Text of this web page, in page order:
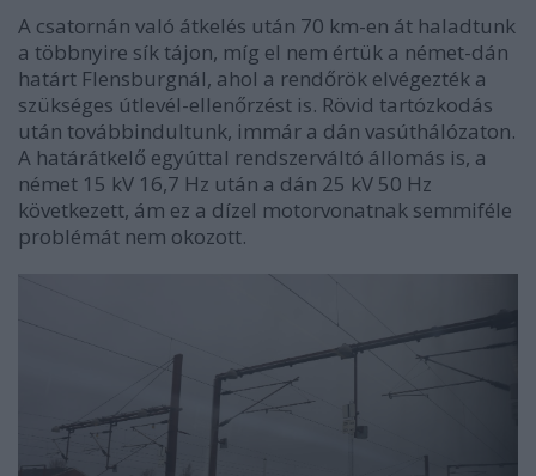
A csatornán való átkelés után 70 km-en át haladtunk
a többnyire sík tájon, míg el nem értük a német-dán
határt Flensburgnál, ahol a rendőrök elvégezték a
szükséges útlevél-ellenőrzést is. Rövid tartózkodás
után továbbindultunk, immár a dán vasúthálózaton.
A határátkelő egyúttal rendszerváltó állomás is, a
német 15 kV 16,7 Hz után a dán 25 kV 50 Hz
következett, ám ez a dízel motorvonatnak semmiféle
problémát nem okozott.